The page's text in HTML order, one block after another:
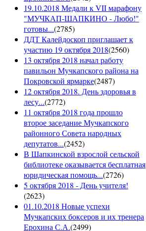
19.10.2018 Медали к VII марафону
"МУЧКАП-ШАПКИНО - Любо!"
готовы...(2785)
ДДТ Калейдоскоп приглашает к
участию 19 октября 2018(2560)
13 октября 2018 начал работу
павильон Мучкапского района на
Покровской ярмарке(2487)
12 октября 2018. День здоровья в
лесу...(2772)
11 октября 2018 года прошло
второе заседание Мучкапского
районного Совета народных
депутатов...(2452)
В Шапкинской взрослой сельской
библиотеке оказывается бесплатная
юридическая помощь...(2726)
5 октября 2018 - День учителя!
(2623)
01.10.2018 Новые успехи
Мучкапских боксеров и их тренера
Ерохина С.А.(2499)